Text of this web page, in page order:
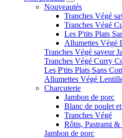
Nouveautés
Tranches Végé
Tranches Végé
Les P'tits Plats
Allumettes Végé
Tranches Végé saveur
Tranches Végé Curry
Les P'tits Plats Sans
Allumettes Végé
Charcuterie
Jambon de porc
Blanc de poulet
Tranches Végé
Rôtis, Pastrami &
Jambon de porc